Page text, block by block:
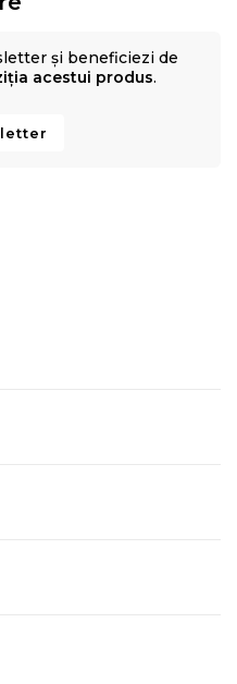
și beneficiezi de
acestui produs.